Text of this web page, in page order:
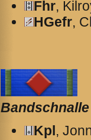
Fhr,
HGefr,
Kpl,